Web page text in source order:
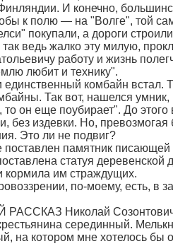
И конечно,
к полю — на "Волге", той
покупали, а дороги
ведь жалко эту милую,
работу и жизнь
любит и технику".
единственный комбайн встал.
Так вот, нашелся
то он еще поубирает". До
без издевки. Но, превозмогая
Это ли не подвиг?
поставлен памятник
статуя деревенской
кормила им страждущих.
по-моему, есть, в
Николай Созонтович
серединный.
на котором мне хотелось бы